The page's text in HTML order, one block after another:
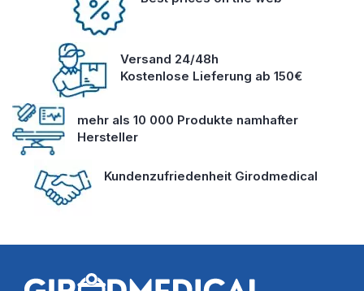
Versand 24/48h
Kostenlose Lieferung ab 150€
mehr als 10 000 Produkte namhafter
Hersteller
Kundenzufriedenheit Girodmedical